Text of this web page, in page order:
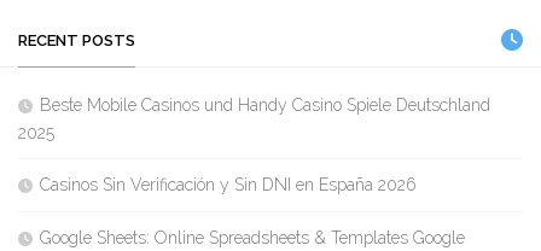
RECENT POSTS
Beste Mobile Casinos und Handy Casino Spiele Deutschland
2025
Casinos Sin Verificación y Sin DNI en España 2026
Google Sheets: Online Spreadsheets & Templates Google